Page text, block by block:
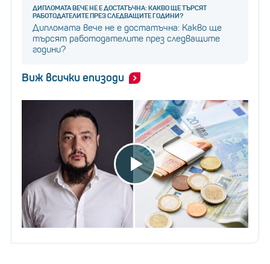
ДИПЛОМАТА ВЕЧЕ НЕ Е ДОСТАТЪЧНА: КАКВО ЩЕ ТЪРСЯТ
РАБОТОДАТЕЛИТЕ ПРЕЗ СЛЕДВАЩИТЕ ГОДИНИ?
Дипломата вече не е достатъчна: Какво ще
търсят работодателите през следващите
години?
Виж всички епизоди